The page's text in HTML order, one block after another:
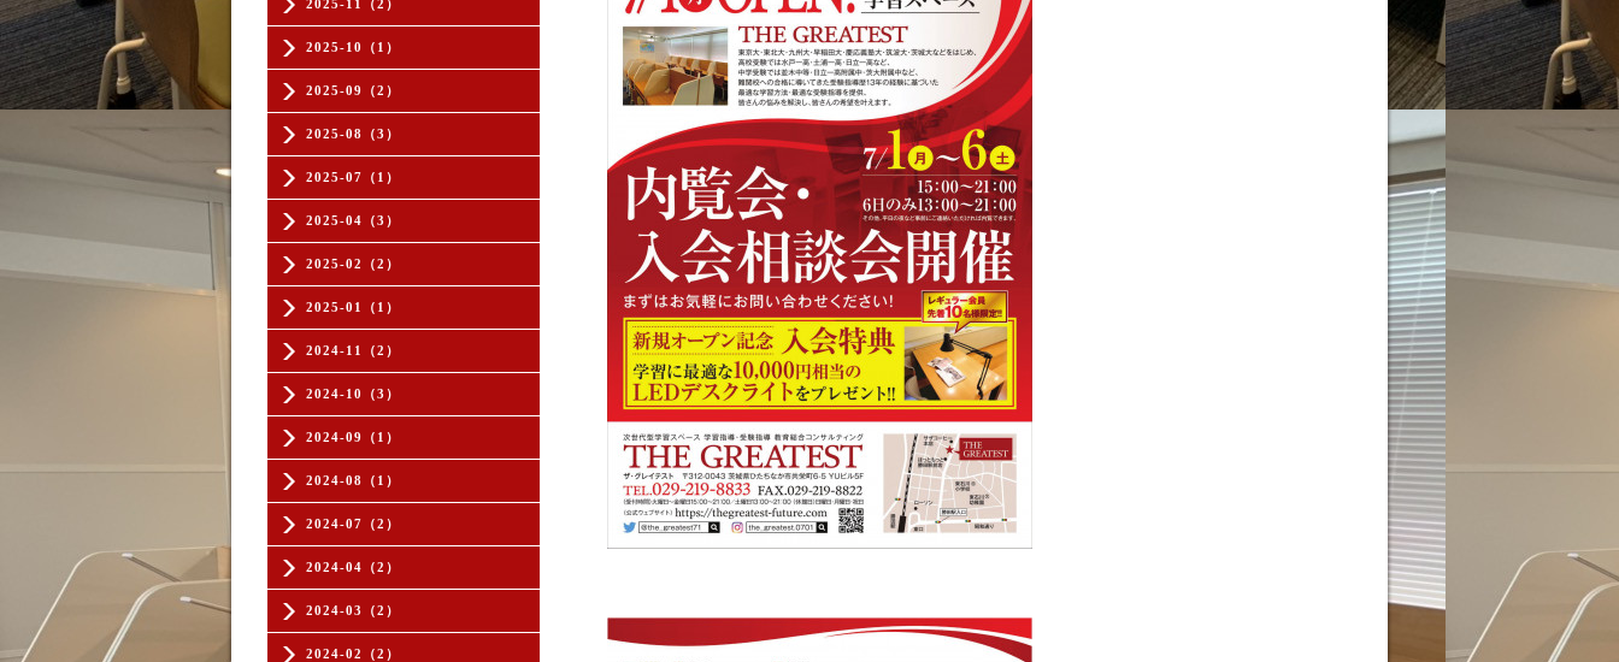
2025-11（2）
2025-10（1）
2025-09（2）
2025-08（3）
2025-07（1）
2025-04（3）
2025-02（2）
2025-01（1）
2024-11（2）
2024-10（3）
2024-09（1）
2024-08（1）
2024-07（2）
2024-04（2）
2024-03（2）
2024-02（2）